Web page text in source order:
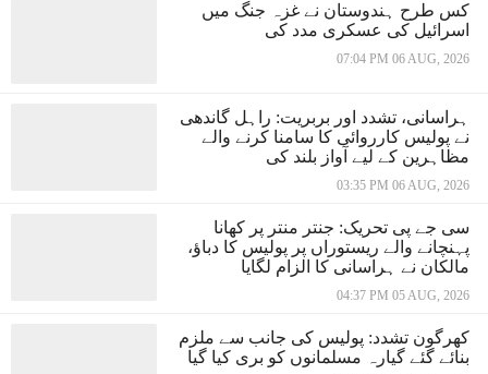
کس طرح ہندوستان نے غزہ جنگ میں
اسرائیل کی عسکری مدد کی
07:04 PM 06 AUG, 2026
ہراسانی، تشدد اور بربریت: راہل گاندھی
نے پولیس کارروائی کا سامنا کرنے والے
مظاہرین کے لیے آواز بلند کی
03:35 PM 06 AUG, 2026
سی جے پی تحریک: جنتر منتر پر کھانا
پہنچانے والے ریستوراں پر پولیس کا دباؤ،
مالکان نے ہراسانی کا الزام لگایا
04:37 PM 05 AUG, 2026
کھرگون تشدد: پولیس کی جانب سے ملزم
بنائے گئے گیارہ مسلمانوں کو بری کیا گیا